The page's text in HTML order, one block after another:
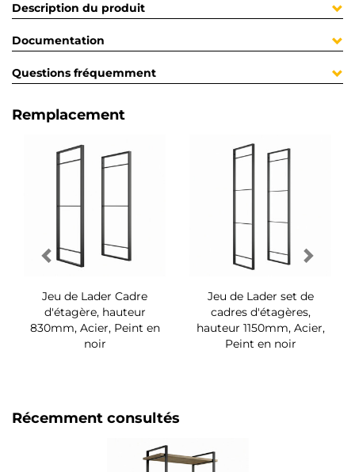
Description du produit
Documentation
Questions fréquemment
Remplacement
Jeu de Lader Cadre
d'étagère, hauteur
830mm, Acier, Peint en
noir
Jeu de Lader set de
cadres d'étagères,
hauteur 1150mm, Acier,
Peint en noir
Récemment consultés